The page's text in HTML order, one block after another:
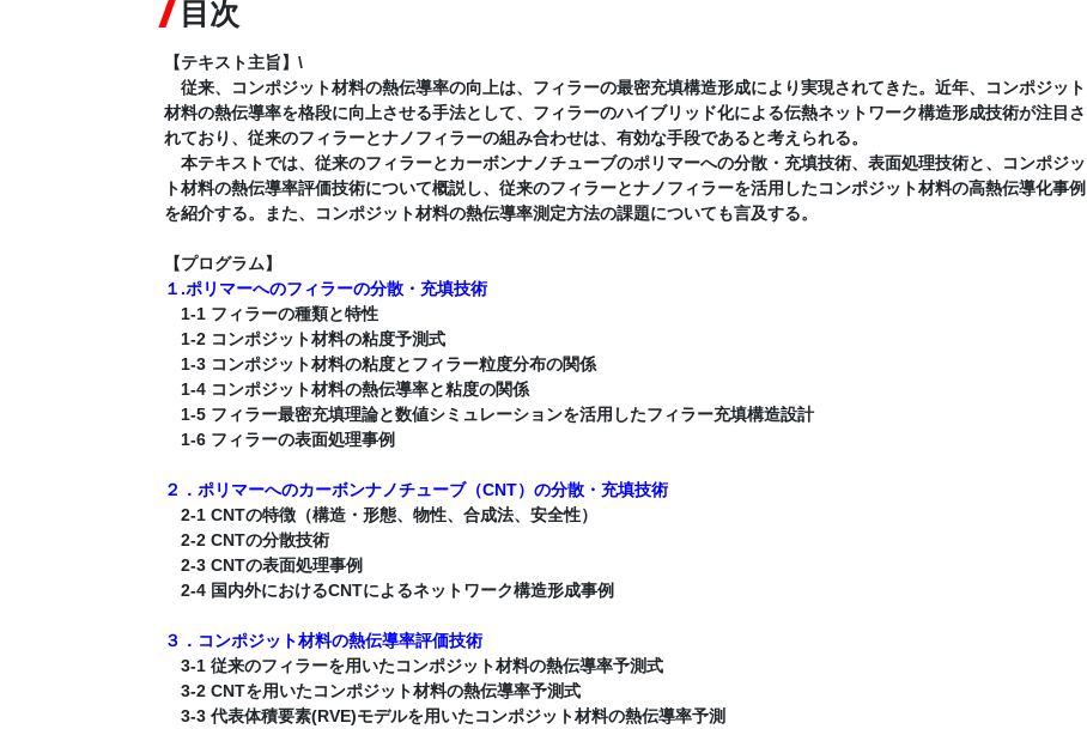
目次
【テキスト主旨】\
従来、コンポジット材料の熱伝導率の向上は、フィラーの最密充填構造形成により実現されてきた。近年、コンポジット
材料の熱伝導率を格段に向上させる手法として、フィラーのハイブリッド化による伝熱ネットワーク構造形成技術が注目さ
れており、従来のフィラーとナノフィラーの組み合わせは、有効な手段であると考えられる。
本テキストでは、従来のフィラーとカーボンナノチューブのポリマーへの分散・充填技術、表面処理技術と、コンポジッ
ト材料の熱伝導率評価技術について概説し、従来のフィラーとナノフィラーを活用したコンポジット材料の高熱伝導化事例
を紹介する。また、コンポジット材料の熱伝導率測定方法の課題についても言及する。
【プログラム】
１.ポリマーへのフィラーの分散・充填技術
1-1 フィラーの種類と特性
1-2 コンポジット材料の粘度予測式
1-3 コンポジット材料の粘度とフィラー粒度分布の関係
1-4 コンポジット材料の熱伝導率と粘度の関係
1-5 フィラー最密充填理論と数値シミュレーションを活用したフィラー充填構造設計
1-6 フィラーの表面処理事例
２．ポリマーへのカーボンナノチューブ（CNT）の分散・充填技術
2-1 CNTの特徴（構造・形態、物性、合成法、安全性）
2-2 CNTの分散技術
2-3 CNTの表面処理事例
2-4 国内外におけるCNTによるネットワーク構造形成事例
３．コンポジット材料の熱伝導率評価技術
3-1 従来のフィラーを用いたコンポジット材料の熱伝導率予測式
3-2 CNTを用いたコンポジット材料の熱伝導率予測式
3-3 代表体積要素(RVE)モデルを用いたコンポジット材料の熱伝導率予測